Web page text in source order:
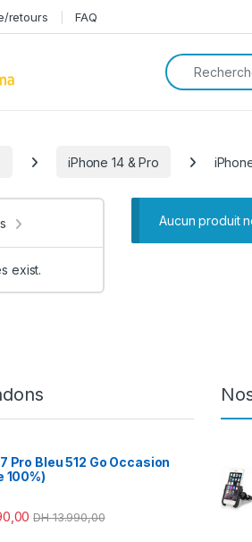
retours FAQ
Search for:
iPhone 14 & Pro
Aucun produit
exist.
Pro Bleu 512 Go Occasion
100%)
DH13.990,00